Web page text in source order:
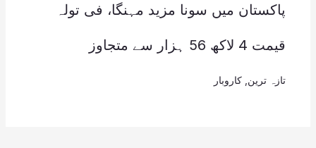
پاکستان میں سونا مزید مہنگا، فی تولہ
قیمت 4 لاکھ 56 ہزار سے متجاوز
تازہ ترین کاروبار